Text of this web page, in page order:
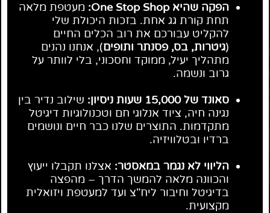
הפקה שהיא One Stop Shop:
מעטפת מלאה
תחת קורת גג אחת. בזכות היכולת שלי
להקליט עבורכם את רוב הכלים החיים
(גיטרות, בס, פסנתר ותופים), אנחנו נהנים
מתהליך יעיל, ממוקד וחסכוני, בלי לוותר על
גרוב ונשמה.
סאונד של 15,000 שעות ניסיון:
שילוב נדיר בין
נגינה חיה, ציוד אנלוגי חם וטכנולוגיות דיגיטל
מתקדמות. התוצרים שלנו כבר חיים ונושמים
ברדיו ובטלוויזיה.
הליווי לא נגמר במאסטר: אצלנו תקבלו ייעוץ
והכוונה מלאה להמשך הדרך – מהפצה
בדיגיטל וחיבור ליח"צ ועד למעטפת ויזואלית
מקצועית.